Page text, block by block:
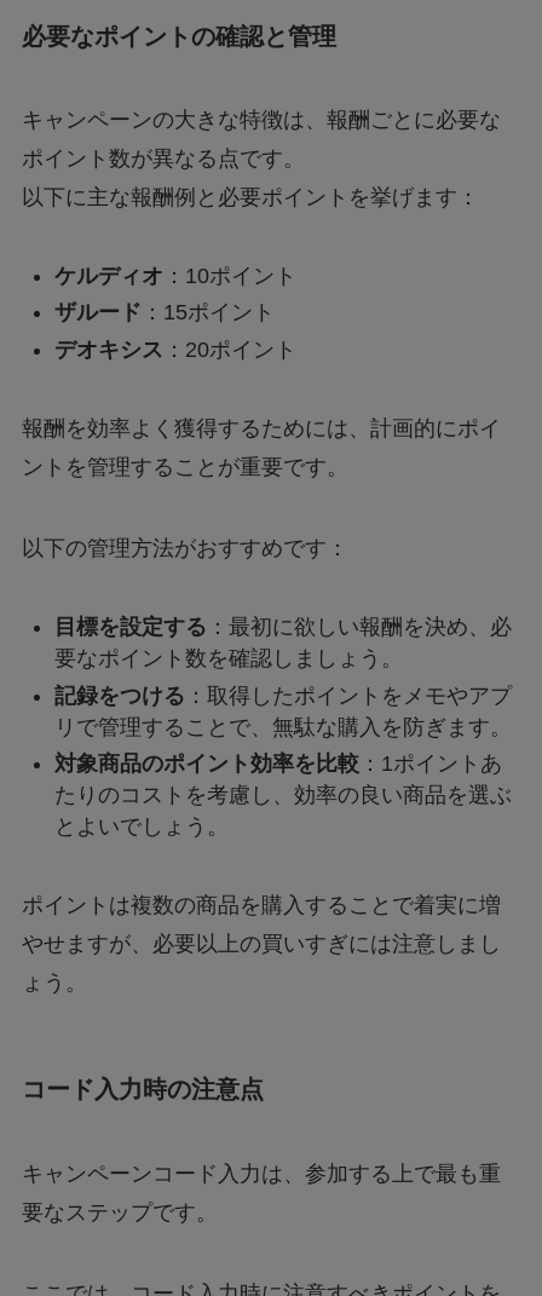
必要なポイントの確認と管理
キャンペーンの大きな特徴は、報酬ごとに必要な
ポイント数が異なる点です。
以下に主な報酬例と必要ポイントを挙げます：
ケルディオ ：10ポイント
ザルード ：15ポイント
デオキシス ：20ポイント
報酬を効率よく獲得するためには、計画的にポイ
ントを管理することが重要です。
以下の管理方法がおすすめです：
目標を設定する ：最初に欲しい報酬を決め、必
要なポイント数を確認しましょう。
記録をつける ：取得したポイントをメモやアプ
リで管理することで、無駄な購入を防ぎます。
対象商品のポイント効率を比較：1ポイントあ
たりのコストを考慮し、効率の良い商品を選ぶ
とよいでしょう。
ポイントは複数の商品を購入することで着実に増
やせますが、必要以上の買いすぎには注意しまし
ょう。
コード入力時の注意点
キャンペーンコード入力は、参加する上で最も重
要なステップです。